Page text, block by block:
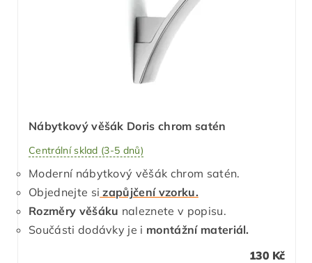
Nábytkový věšák Doris chrom satén
Centrální sklad (3-5 dnů)
Moderní nábytkový věšák chrom satén.
Objednejte si zapůjčení vzorku.
Rozměry věšáku naleznete v popisu.
Součásti dodávky je i montážní materiál.
130 Kč